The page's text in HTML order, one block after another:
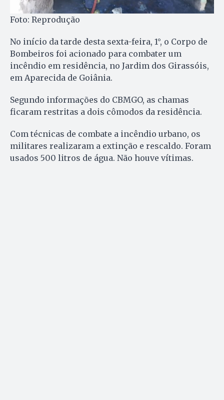
Foto: Reprodução
No início da tarde desta sexta-feira, 1°, o Corpo de
Bombeiros foi acionado para combater um
incêndio em residência, no Jardim dos Girassóis,
em Aparecida de Goiânia.
Segundo informações do CBMGO, as chamas
ficaram restritas a dois cômodos da residência.
Com técnicas de combate a incêndio urbano, os
militares realizaram a extinção e rescaldo. Foram
usados 500 litros de água. Não houve vítimas.